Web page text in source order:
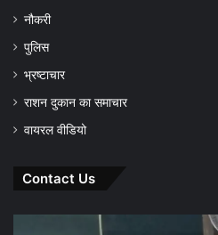
नौकरी
पुलिस
भ्रष्टाचार
राशन दुकान का समाचार
वायरल वीडियो
Contact Us